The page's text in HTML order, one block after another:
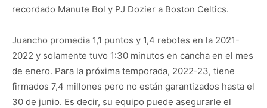
recordado Manute Bol y PJ Dozier a Boston Celtics.
Juancho promedia 1,1 puntos y 1,4 rebotes en la 2021-
2022 y solamente tuvo 1:30 minutos en cancha en el mes
de enero. Para la próxima temporada, 2022-23, tiene
firmados 7,4 millones pero no están garantizados hasta el
30 de junio. Es decir, su equipo puede asegurarle el